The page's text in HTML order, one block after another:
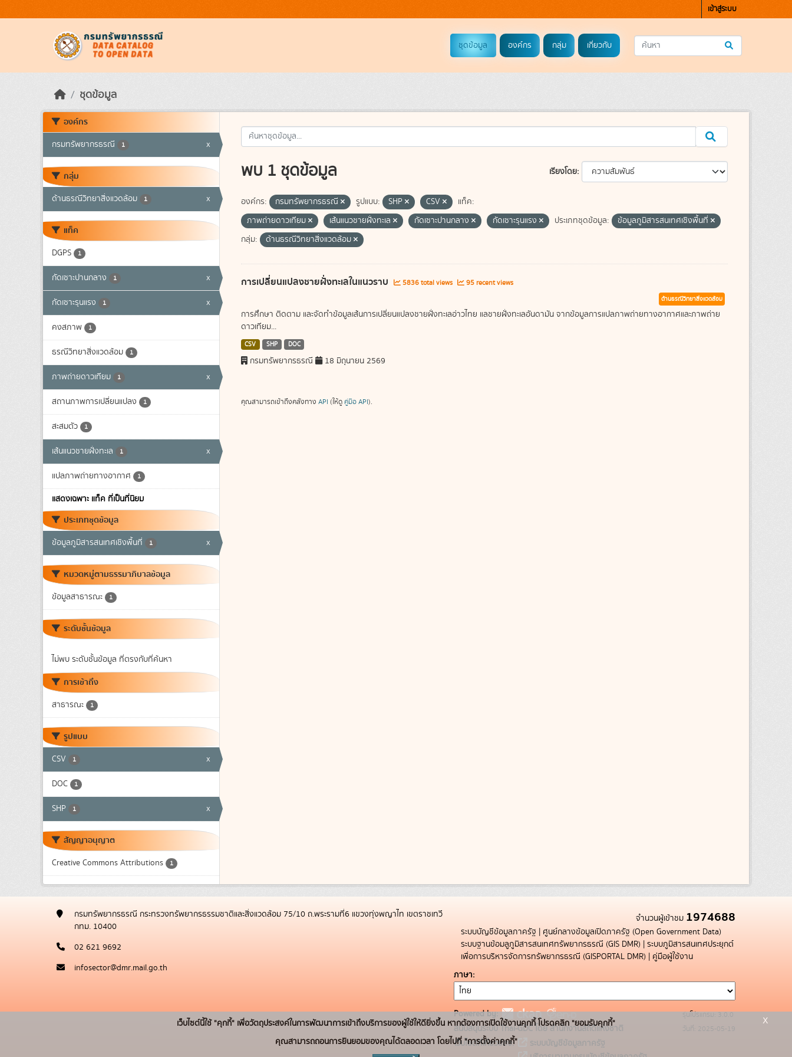
เข้าสู่ระบบ
ชุดข้อมูล องค์กร กลุ่ม เกี่ยวกับ
ชุดข้อมูล
องค์กร
กรมทรัพยากรธรณี 1 x
กลุ่ม
ด้านธรณีวิทยาสิ่งแวดล้อม 1 x
แท็ค
DGPS 1
กัดเซาะปานกลาง 1 x
กัดเซาะรุนแรง 1 x
คงสภาพ 1
ธรณีวิทยาสิ่งแวดล้อม 1
ภาพถ่ายดาวเทียม 1 x
สถานภาพการเปลี่ยนแปลง 1
สะสมตัว 1
เส้นแนวชายฝั่งทะเล 1 x
แปลภาพถ่ายทางอากาศ 1
แสดงเฉพาะ แท็ค ที่เป็นที่นิยม
ประเภทชุดข้อมูล
ข้อมูลภูมิสารสนเทศเชิงพื้นที่ 1 x
หมวดหมู่ตามธรรมาภิบาลข้อมูล
ข้อมูลสาธารณะ 1
ระดับชั้นข้อมูล
ไม่พบ ระดับชั้นข้อมูล ที่ตรงกับที่ค้นหา
การเข้าถึง
สาธารณะ 1
รูปแบบ
CSV 1 x
DOC 1
SHP 1 x
สัญญาอนุญาต
Creative Commons Attributions 1
เรียงโดย
พบ 1 ชุดข้อมูล
องค์กร: กรมทรัพยากรธรณี รูปแบบ: SHP CSV
แท็ค:
ภาพถ่ายดาวเทียม
เส้นแนวชายฝั่งทะเล กัดเซาะปานกลาง กัดเซาะรุนแรง ประเภทชุดข้อมูล:
ข้อมูลภูมิสารสนเทศเชิงพื้นที่
กลุ่ม:
ด้านธรณีวิทยาสิ่งแวดล้อม
การเปลี่ยนแปลงชายฝั่งทะเลในแนวราบ 5836 total views 95 recent views
ด้านธรณีวิทยาสิ่งแวดล้อม
การศึกษา ติดตาม และจัดทำข้อมูลเส้นการเปลี่ยนแปลงชายฝั่งทะเลอ่าวไทย แลชายฝั่งทะเลอันดามัน จากข้อมูลการแปลภาพถ่ายทางอากาศและภาพถ่าย
ดาวเทียม...
CSV SHP DOC
กรมทรัพยากรธรณี 18 มิถุนายน 2569
คุณสามารถเข้าถึงคลังทาง API (ให้ดู คู่มือ API).
กรมทรัพยากรธรณี กระทรวงทรัพยากรธรรมชาติและสิ่งแวดล้อม 75/10 ถ.พระรามที่6 แขวงทุ่งพญาไท เขตราชเทวี
กทม. 10400
02 621 9692
infosector@dmr.mail.go.th
จำนวนผู้เข้าชม 1974688
ระบบบัญชีข้อมูลภาครัฐ | ศูนย์กลางข้อมูลเปิดภาครัฐ (Open Government Data)
ระบบฐานข้อมลูภูมิสารสนเทศทรัพยากรธรณี (GIS DMR) | ระบบภูมิสารสนเทศประยุกต์
เพื่อการบริหารจัดการทรัพยากรธรณี (GISPORTAL DMR) | คู่มือผู้ใช้งาน
ภาษา
Powered by:
สนับสนุนระบบ Thai-GDC โดย สำนักงานสถิติแห่งชาติ
เว็บไซต์ที่เกี่ยวข้อง:
ระบบบัญชีข้อมูลภาครัฐ
รุ่นโปรแกรม: 3.0.0
วันที่: 2025-05-19
เว็บไซต์นี้ใช้ "คุกกี้" เพื่อวัตถุประสงค์ในการพัฒนาการเข้าถึงบริการของผู้ใช้ให้ดียิ่งขึ้น หากต้องการเปิดใช้งานคุกกี้ โปรดคลิก "ยอมรับคุกกี้"
คุณสามารถถอนการยินยอมของคุณได้ตลอดเวลา โดยไปที่ "การตั้งค่าคุกกี้"
x